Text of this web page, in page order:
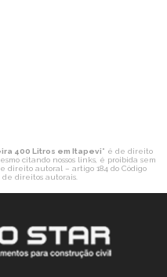
400 Litros em Itapevi" é de direito
citando nossos links, é proibida sem
direito autoral – artigo 184 do Código
de direitos autorais.